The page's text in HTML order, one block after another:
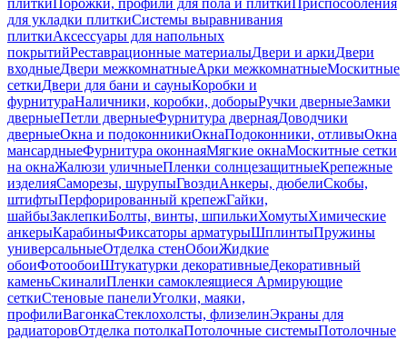
плиткиПорожки, профили для пола и плиткиПриспособления
для укладки плиткиСистемы выравнивания
плиткиАксессуары для напольных
покрытийРеставрационные материалыДвери и аркиДвери
входныеДвери межкомнатныеАрки межкомнатныеМоскитные
сеткиДвери для бани и сауныКоробки и
фурнитураНаличники, коробки, доборыРучки дверныеЗамки
дверныеПетли дверныеФурнитура двернаяДоводчики
дверныеОкна и подоконникиОкнаПодоконники, отливыОкна
мансардныеФурнитура оконнаяМягкие окнаМоскитные сетки
на окнаЖалюзи уличныеПленки солнцезащитныеКрепежные
изделияСаморезы, шурупыГвоздиАнкеры, дюбелиСкобы,
штифтыПерфорированный крепежГайки,
шайбыЗаклепкиБолты, винты, шпилькиХомутыХимические
анкерыКарабиныФиксаторы арматурыШплинтыПружины
универсальныеОтделка стенОбоиЖидкие
обоиФотообоиШтукатурки декоративныеДекоративный
каменьСкиналиПленки самоклеящиеся Армирующие
сеткиСтеновые панелиУголки, маяки,
профилиВагонкаСтеклохолсты, флизелинЭкраны для
радиаторовОтделка потолкаПотолочные системыПотолочные